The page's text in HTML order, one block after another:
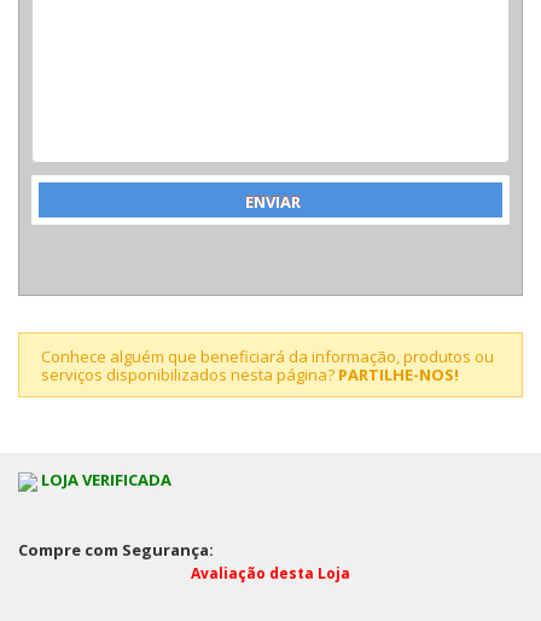
Conhece alguém que beneficiará da informação, produtos ou
serviços disponibilizados nesta página? PARTILHE-NOS!
LOJA VERIFICADA
Compre com Segurança:
Avaliação desta Loja